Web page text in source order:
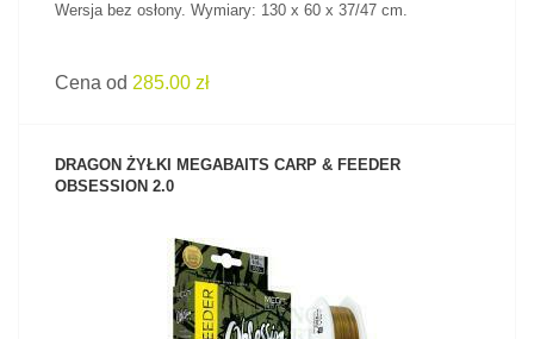
Wersja bez osłony. Wymiary: 130 x 60 x 37/47 cm.
Cena od 285.00 zł
DRAGON ŻYŁKI MEGABAITS CARP & FEEDER
OBSESSION 2.0
ZOBACZ PRODUKT